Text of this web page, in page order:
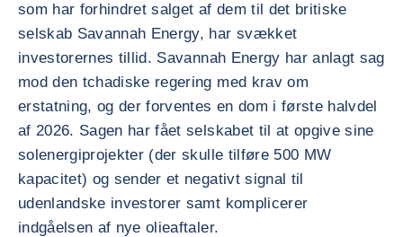
som har forhindret salget af dem til det britiske
selskab Savannah Energy, har svækket
investorernes tillid. Savannah Energy har anlagt sag
mod den tchadiske regering med krav om
erstatning, og der forventes en dom i første halvdel
af 2026. Sagen har fået selskabet til at opgive sine
solenergiprojekter (der skulle tilføre 500 MW
kapacitet) og sender et negativt signal til
udenlandske investorer samt komplicerer
indgåelsen af nye olieaftaler.